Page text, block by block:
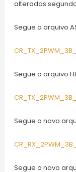
alterados
Segue o arquivo
Segue o arquivo
Segue o novo
Segue o novo